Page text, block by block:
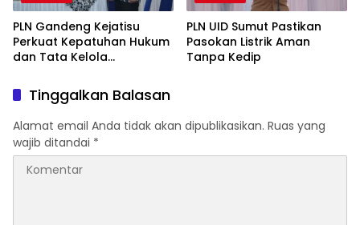
PLN Gandeng Kejatisu
Perkuat Kepatuhan Hukum
dan Tata Kelola
PLN UID Sumut Pastikan
Pasokan Listrik Aman
Tanpa Kedip
Tinggalkan Balasan
Alamat email Anda tidak akan dipublikasikan. Ruas yang
wajib ditandai *